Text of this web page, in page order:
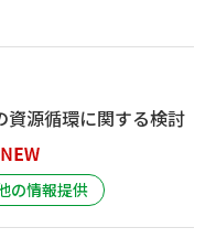
資源循環に関する検討
の情報提供